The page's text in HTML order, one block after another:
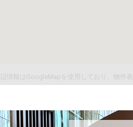
情報はGoogleMapを使用しており、物件